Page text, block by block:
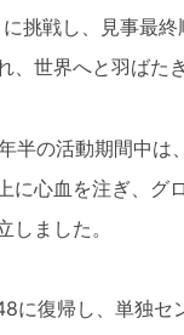
に挑戦し、見事最
、世界へと羽ばた
半の活動期間中は
に心血を注ぎ、グ
しました。
に復帰し、単独セ